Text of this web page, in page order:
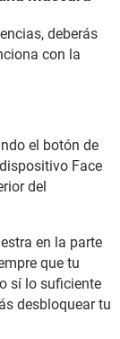
deberás
con la
el botón de
Face
del
en la parte
que tu
sí lo suficiente
desbloquear tu